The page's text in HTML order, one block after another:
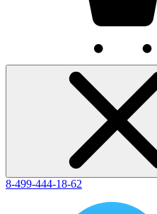
8-499-444-18-62